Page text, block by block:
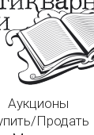
Аукционы
Продать